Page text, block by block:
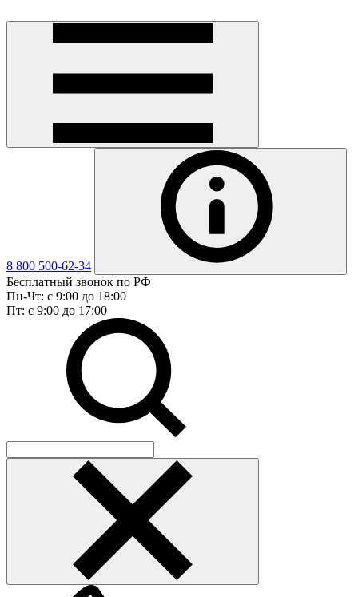
8 800 500-62-34
Бесплатный звонок по РФ
Пн-Чт: с 9:00 до 18:00
Пт: с 9:00 до 17:00